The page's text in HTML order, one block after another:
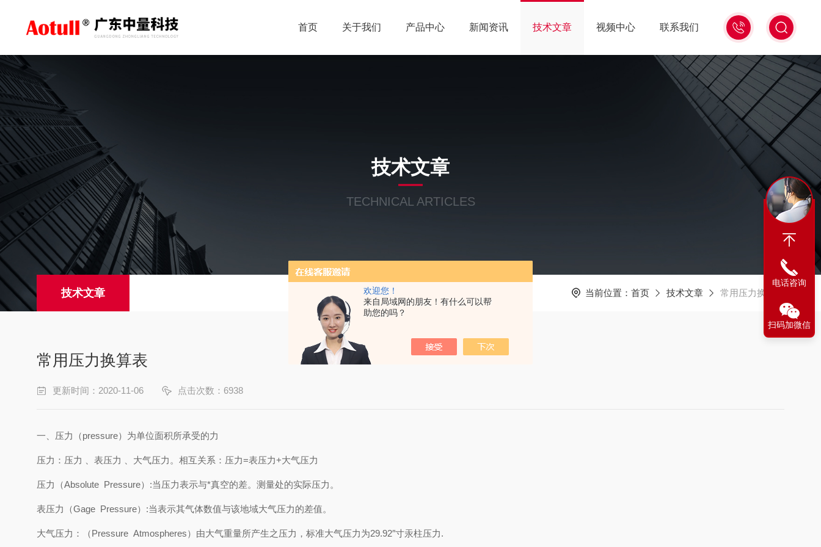
欢迎您！
来自局域网的朋友！有什么可以帮
助您的吗？
首页 关于我们 产品中心 新闻资讯 技术文章 视频中心 联系我们
技术文章
TECHNICAL ARTICLES
技术文章 当前位置： 首页 技术文章 常用压力换算表
常用压力换算表
更新时间：2020-11-06 点击次数：6938
一、压力（pressure）为单位面积所承受的力
压力：压力 、表压力 、大气压力。相互关系：压力=表压力+大气压力
压力（Absolute Pressure）:当压力表示与*真空的差。测量处的实际压力。
表压力（Gage Pressure）:当表示其气体数值与该地域大气压力的差值。
大气压力：（Pressure Atmospheres）由大气重量所产生之压力，标准大气压力为29.92″寸汞柱压力.
电话咨询
扫码加微信